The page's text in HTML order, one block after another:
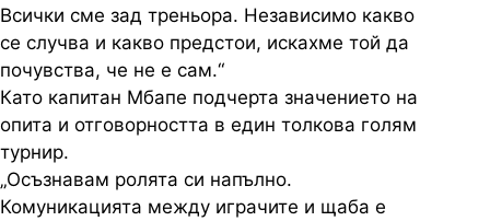
Всички сме зад треньора. Независимо какво
се случва и какво предстои, искахме той да
почувства, че не е сам.“
Като капитан Мбапе подчерта значението на
опита и отговорността в един толкова голям
турнир.
„Осъзнавам ролята си напълно.
Комуникацията между играчите и щаба е